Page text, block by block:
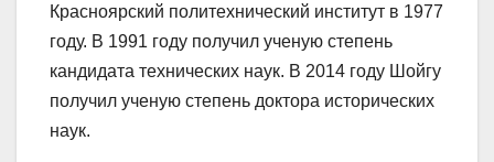
Красноярский политехнический институт в 1977
году. В 1991 году получил ученую степень
кандидата технических наук. В 2014 году Шойгу
получил ученую степень доктора исторических
наук.